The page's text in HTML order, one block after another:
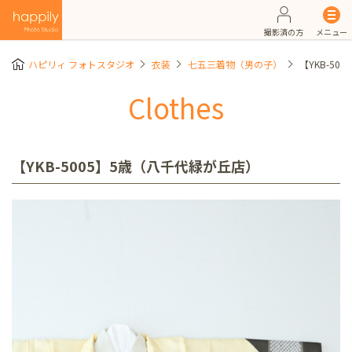
撮影済の方 メニュー
ハピリィ フォトスタジオ 衣装 七五三着物（男の子） 【YKB-
Clothes
【YKB-5005】5歳（八千代緑が丘店）